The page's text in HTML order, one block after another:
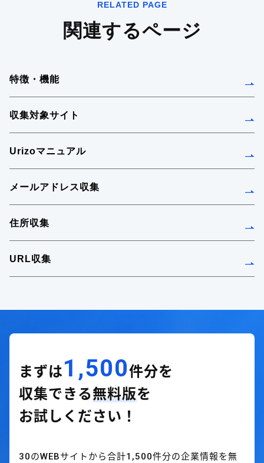
RELATED PAGE
関連するページ
特徴・機能
収集対象サイト
Urizoマニュアル
メールアドレス収集
住所収集
URL収集
まずは1,500件分を
収集できる無料版を
お試しください！
30のWEBサイトから合計1,500件分の企業情報を無